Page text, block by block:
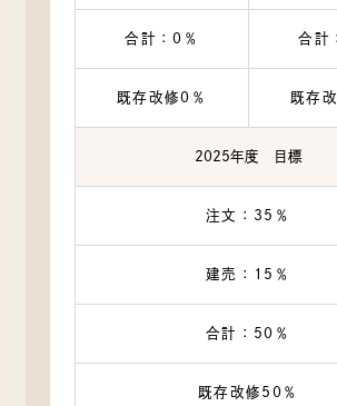
合計：0％ 合計
既存改修0％ 既存
2025年度 目標
注文：35％
建売：15％
合計：50％
既存改修50％